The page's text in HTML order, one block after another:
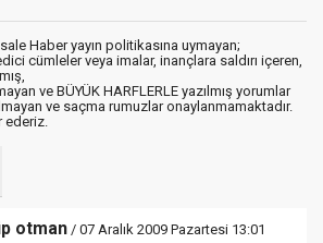
Haber yayın politikasına uymayan;
cümleler veya imalar, inançlara saldırı içeren,
ve BÜYÜK HARFLERLE yazılmış yorumlar
ve saçma rumuzlar onaylanmamaktadır.
ederiz.
otman / 07 Aralık 2009 Pazartesi 13:01